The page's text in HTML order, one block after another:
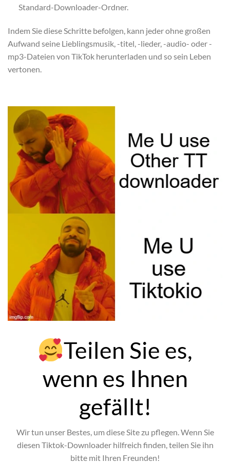
Standard-Downloader-Ordner.
Indem Sie diese Schritte befolgen, kann jeder ohne großen
Aufwand seine Lieblingsmusik, -titel, -lieder, -audio- oder -
mp3-Dateien von TikTok herunterladen und so sein Leben
vertonen.
Teilen Sie es,
wenn es Ihnen
gefällt!
Wir tun unser Bestes, um diese Site zu pflegen. Wenn Sie
diesen Tiktok-Downloader hilfreich finden, teilen Sie ihn
bitte mit Ihren Freunden!